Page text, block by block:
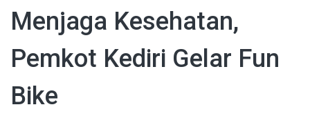
Menjaga Kesehatan,
Pemkot Kediri Gelar Fun
Bike